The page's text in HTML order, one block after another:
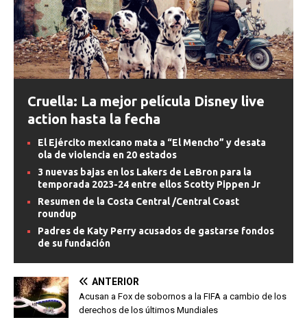
Cruella: La mejor película Disney live
action hasta la fecha
El Ejército mexicano mata a “El Mencho” y desata
ola de violencia en 20 estados
3 nuevas bajas en los Lakers de LeBron para la
temporada 2023-24 entre ellos Scotty Pippen Jr
Resumen de la Costa Central /Central Coast
roundup
Padres de Katy Perry acusados de gastarse fondos
de su fundación
ANTERIOR
Acusan a Fox de sobornos a la FIFA a cambio de los
derechos de los últimos Mundiales